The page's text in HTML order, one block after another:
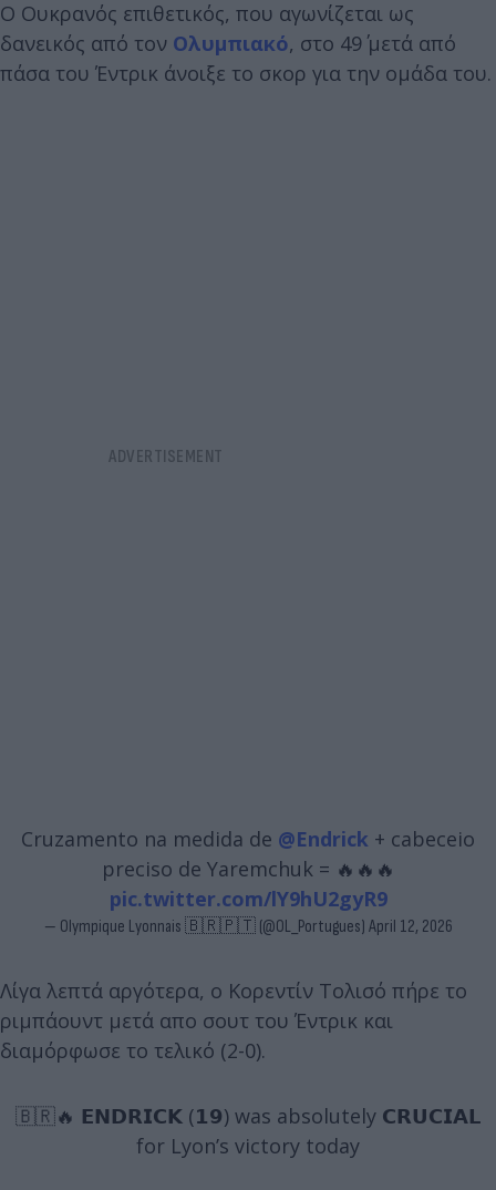
Ο Ουκρανός επιθετικός, που αγωνίζεται ως
δανεικός από τον Ολυμπιακό, στο 49΄ μετά από
πάσα του Έντρικ άνοιξε το σκορ για την ομάδα του.
Cruzamento na medida de @Endrick + cabeceio
preciso de Yaremchuk = 🔥🔥🔥
pic.twitter.com/lY9hU2gyR9
— Olympique Lyonnais 🇧🇷🇵🇹 (@OL_Portugues) April 12, 2026
Λίγα λεπτά αργότερα, ο Κορεντίν Τολισό πήρε το
ριμπάουντ μετά απο σουτ του Έντρικ και
διαμόρφωσε το τελικό (2-0).
🇧🇷🔥 𝗘𝗡𝗗𝗥𝗜𝗖𝗞 (𝟭𝟵) was absolutely 𝗖𝗥𝗨𝗖𝗜𝗔𝗟
for Lyon’s victory today